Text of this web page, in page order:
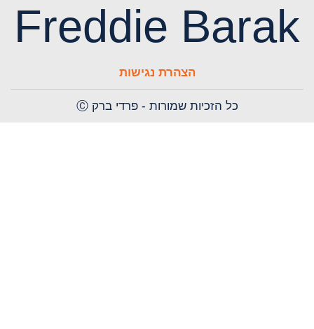
Freddie Barak
הצהרת נגישות
כל הזכיות שמורות - פרדי ברק Ⓒ